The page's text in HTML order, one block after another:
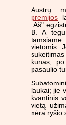
Austrų
premijos
„Aš"
B. A
vietomis.
kūnas,
pasaulio
laukai; jie
kvantinis
vietą
nėra ryšio